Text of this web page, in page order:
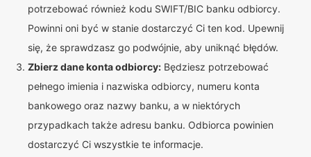
potrzebować również kodu SWIFT/BIC banku odbiorcy.
Powinni oni być w stanie dostarczyć Ci ten kod. Upewnij
się, że sprawdzasz go podwójnie, aby uniknąć błędów.
Zbierz dane konta odbiorcy: Będziesz potrzebować
pełnego imienia i nazwiska odbiorcy, numeru konta
bankowego oraz nazwy banku, a w niektórych
przypadkach także adresu banku. Odbiorca powinien
dostarczyć Ci wszystkie te informacje.